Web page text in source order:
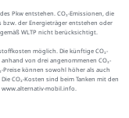
Pkw entstehen. CO₂-Emissionen, die
der Energieträger entstehen oder
WLTP nicht berücksichtigt.
möglich. Die künftige CO₂-
von drei angenommenen CO₂-
Preise können sowohl höher als auch
CO₂-Kosten sind beim Tanken mit den
mobil.info.